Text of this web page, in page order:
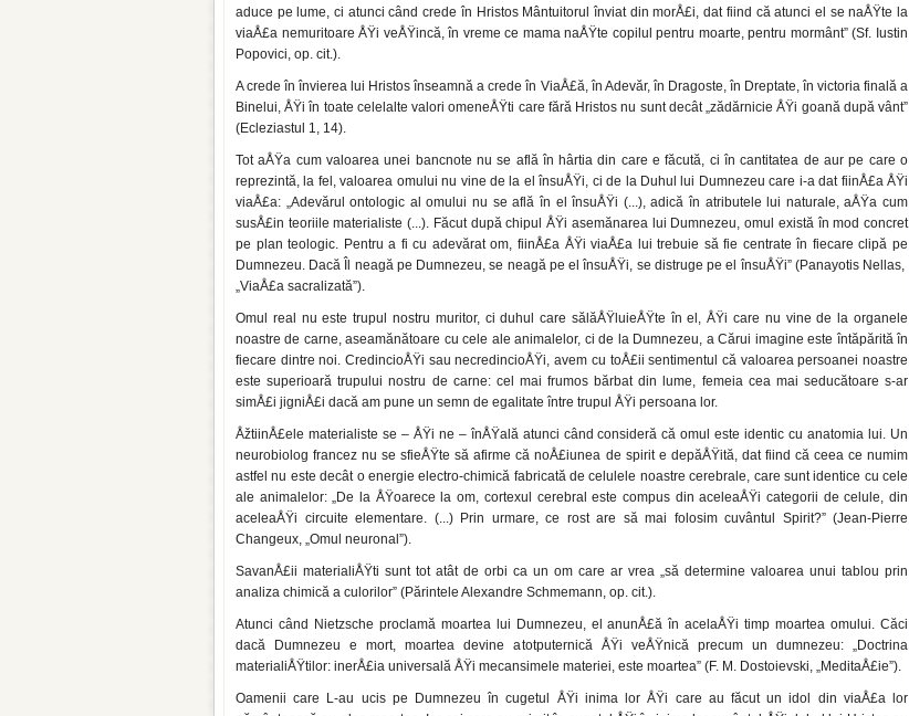
aduce pe lume, ci atunci când crede în Hristos Mântuitorul înviat din morÅ£i, dat fiind că atunci el se naÅŸte la
viaÅ£a ne­muritoare ÅŸi veÅŸincă, în vreme ce mama naÅŸte copilul pentru moarte, pentru mor­mânt” (Sf. Iustin
Popovici, op. cit.).
A crede în învierea lui Hristos înseam­nă a crede în ViaÅ£ă, în Adevăr, în Dragoste, în Dreptate, în victoria finală a
Binelui, ÅŸi în toate celelalte valori omeneÅŸti care fără Hristos nu sunt decât „zădărnicie ÅŸi goa­nă după vânt”
(Ecleziastul 1, 14).
Tot aÅŸa cum valoarea unei bancnote nu se află în hârtia din care e făcută, ci în can­titatea de aur pe care o
reprezintă, la fel, va­loarea omului nu vine de la el însuÅŸi, ci de la Duhul lui Dumnezeu care i-a dat fiinÅ£a ÅŸi
viaÅ£a: „Adevărul ontologic al omului nu se află în el însuÅŸi (...), adică în atributele lui naturale, aÅŸa cum
susÅ£in teoriile mate­rialiste (...). Făcut după chipul ÅŸi asemă­narea lui Dumnezeu, omul există în mod concret
pe plan teologic. Pentru a fi cu ade­vărat om, fiinÅ£a ÅŸi viaÅ£a lui trebuie să fie cen­trate în fiecare clipă pe
Dumnezeu. Dacă Îl neagă pe Dumnezeu, se neagă pe el însuÅŸi, se distruge pe el însuÅŸi” (Panayotis Nellas,
„ViaÅ£a sacralizată”).
Omul real nu este trupul nostru mu­ritor, ci duhul care sălăÅŸluieÅŸte în el, ÅŸi care nu vine de la organele
noastre de carne, aseamănătoare cu cele ale animalelor, ci de la Dumnezeu, a Cărui imagine este întăpărită în
fiecare dintre noi. CredincioÅŸi sau necredincioÅŸi, avem cu toÅ£ii sentimen­tul că valoarea persoanei noastre
este su­perioară trupului nostru de carne: cel mai frumos bărbat din lume, femeia cea mai seducătoare s-ar
simÅ£i jigniÅ£i dacă am pune un semn de egalitate între trupul ÅŸi per­soana lor.
ÅžtiinÅ£ele materialiste se – ÅŸi ne – înÅŸală atunci când consideră că omul este identic cu anatomia lui. Un
neurobiolog francez nu se sfieÅŸte să afirme că noÅ£iunea de spirit e depăÅŸită, dat fiind că ceea ce numim
astfel nu este decât o energie electro-chimică fabrica­tă de celulele noastre cerebrale, care sunt iden­tice cu cele
ale animalelor: „De la ÅŸoarece la om, cortexul cerebral este compus din aceleaÅŸi categorii de celule, din
aceleaÅŸi circuite elementare. (...) Prin urmare, ce rost are să mai folosim cuvântul Spirit?” (Jean-Pierre
Changeux, „Omul neuronal”).
SavanÅ£ii materialiÅŸti sunt tot atât de orbi ca un om care ar vrea „să determine valoarea unui tablou prin
analiza chimică a culorilor” (Părintele Alexandre Schmemann, op. cit.).
Atunci când Nietzsche proclamă moar­tea lui Dumnezeu, el anunÅ£ă în acelaÅŸi timp moartea omului. Căci
dacă Dumnezeu e mort, moartea devine atotputernică ÅŸi veÅŸnică precum un dumnezeu: „Doctrina
materialiÅŸtilor: inerÅ£ia universală ÅŸi mecansimele materiei, este moartea” (F. M. Dostoievski, „MeditaÅ£ie”).
Oamenii care L-au ucis pe Dumnezeu în cugetul ÅŸi inima lor ÅŸi care au făcut un idol din viaÅ£a lor